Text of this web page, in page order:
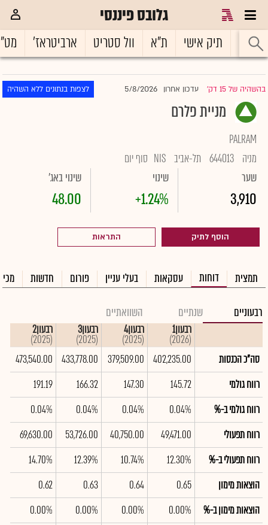
גלובס פיננסי
ראשי תיק אישי ת"א וול סטריט ארביטראז'
בהשהיה של 15 דק' |עדכון אחרון 5/8/2026 לצפות בנתונים ללא השהיה
מניית פלרם
PALRAM
מניה 644013 תל-אביב NIS סוף יום
שער
3,910
שינוי
+1.24%
שינוי באג'
48.00
הוסף לתיק התראות
תמצית דוחות עסקאות בעלי עניין פורום חדשות
רבעוניים שנתיים השוואתיים
רבעון1
(2026)
רבעון4
(2025)
רבעון3
(2025)
רבעון2
(2025)
סה"כ הכנסות
402,235.00
379,509.00
433,778.00
473,540.00
רווח גולמי
145.72
147.30
166.32
191.19
רווח גולמי ב-%
0.04%
0.04%
0.04%
0.04%
רווח תפעולי
49,471.00
40,750.00
53,726.00
69,630.00
רווח תפעולי ב-%
12.30%
10.74%
12.39%
14.70%
הוצאות מימון
0.65
0.64
0.63
0.62
הוצאות מימון ב-%
0.00%
0.00%
0.00%
0.00%